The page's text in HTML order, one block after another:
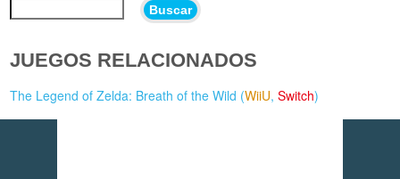
Buscar
JUEGOS RELACIONADOS
The Legend of Zelda: Breath of the Wild (WiiU,Switch)